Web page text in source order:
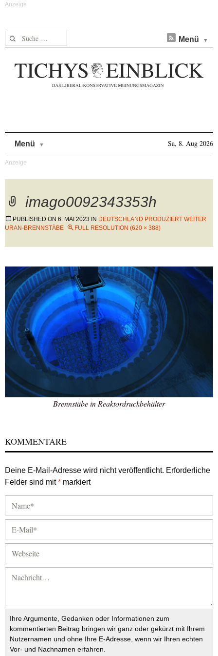
Suche nach: Menü
Menü Sa, 8. Aug 2026
imago0092343353h
PUBLISHED ON 6. MAI 2023 IN DEUTSCHLAND PRODUZIERT WEITER
URAN-BRENNSTÄBE
FULL RESOLUTION (620 × 388)
Brennstäbe in Reaktordruckbehälter
KOMMENTARE
Deine E-Mail-Adresse wird nicht veröffentlicht. Erforderliche
Felder sind mit* markiert
Ihre Argumente, Gedanken oder Informationen zum
kommentierten Beitrag bringen wir ganz oder gekürzt mit Ihrem
Nutzernamen und ohne Ihre E-Adresse, wenn wir Ihren echten
Vor- und Nachnamen erfahren.